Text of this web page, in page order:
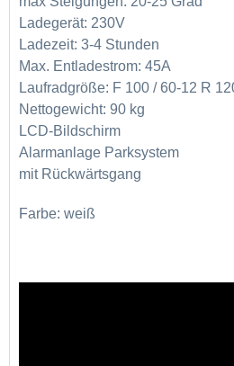
Ladegerät: 230V
Ladezeit: 3-4 Stunden
Max. Entladestrom: 45A
Laufradgröße: F 100 / 60-12 R
Nettogewicht: 90 kg
LCD-Bildschirm
Alarmanlage Parksystem
mit Rückwärtsgang
Farbe: weiß